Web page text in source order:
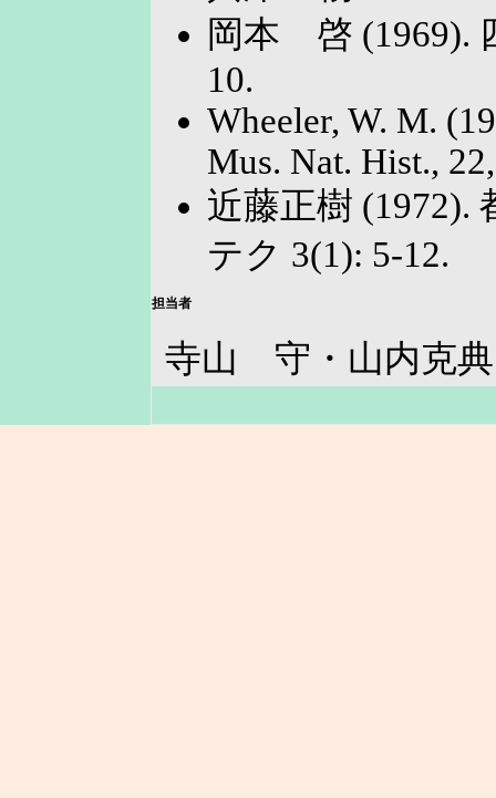
岡本 啓 (1969).
10.
Wheeler, W. M.
Mus. Nat. Hist.,
近藤正樹 (1972).
テク 3(1): 5-12.
担当者
寺山 守・山内克典